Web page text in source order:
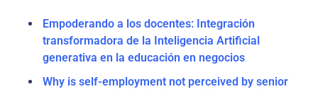
Empoderando a los docentes: Integración
transformadora de la Inteligencia Artificial
generativa en la educación en negocios
Why is self-employment not perceived by senior